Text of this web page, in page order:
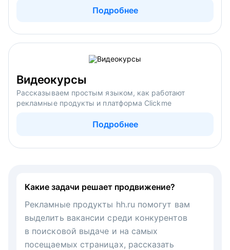
Подробнее
Видеокурсы
Рассказываем простым языком, как работают
рекламные продукты и платформа Clickme
Подробнее
Какие задачи решает продвижение?
Рекламные продукты hh.ru помогут вам
выделить вакансии среди конкурентов
в поисковой выдаче и на самых
посещаемых страницах, рассказать